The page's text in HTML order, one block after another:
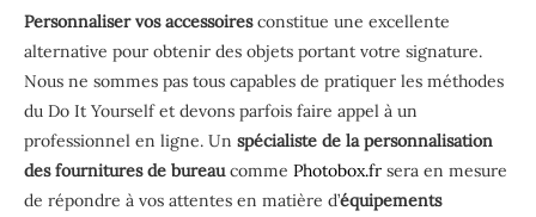
Personnaliser vos accessoiresconstitue une excellente
alternative pour obtenir des objets portant votre signature.
Nous ne sommes pas tous capables de pratiquer les méthodes
du Do It Yourself et devons parfois faire appel à un
professionnel en ligne. Un spécialiste de la personnalisation
des fournitures de bureaucomme Photobox.fr sera en mesure
de répondre à vos attentes en matière d’équipements